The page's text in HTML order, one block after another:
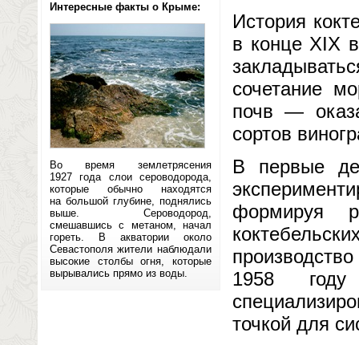
Интересные факты о Крыме:
Во время землетрясения
1927 года слои сероводорода,
которые обычно находятся
на большой глубине, поднялись
выше. Сероводород,
смешавшись с метаном, начал
гореть. В акватории около
Севастополя жители наблюдали
высокие столбы огня, которые
вырывались прямо из воды.
История
в конце XIX
сочетание
почв —
сортов
В первые
формируя
1958
точкой для